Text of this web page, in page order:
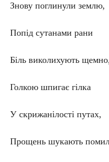
Знову поглинули землю,
Попід сутанами рани
Біль виколихують
Голкою шпигає гілка
У скрижанілості путах,
Прощень шукають